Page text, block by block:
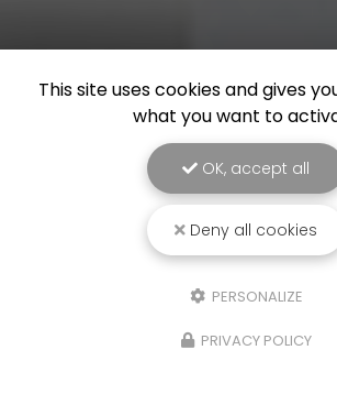
This site uses cookies and gives
what you want to
OK, accept all
Deny all cookies
PERSONALIZE
PRIVACY POLICY